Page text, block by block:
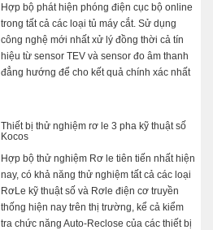
Hợp bộ phát hiện phóng điện cục bộ online
trong tất cả các loại tủ máy cắt. Sử dụng
công nghệ mới nhất xử lý đồng thời cả tín
hiệu từ sensor TEV và sensor đo âm thanh
đẳng hướng để cho kết quả chính xác nhất
Thiết bị thử nghiệm rơ le 3 pha kỹ thuật số
Kocos
Hợp bộ thử nghiệm Rơ le tiên tiến nhất hiện
nay, có khả năng thử nghiệm tất cả các loại
RơLe kỹ thuật số và Rơle điện cơ truyền
thống hiện nay trên thị trường, kể cả kiểm
tra chức năng Auto-Reclose của các thiết bị